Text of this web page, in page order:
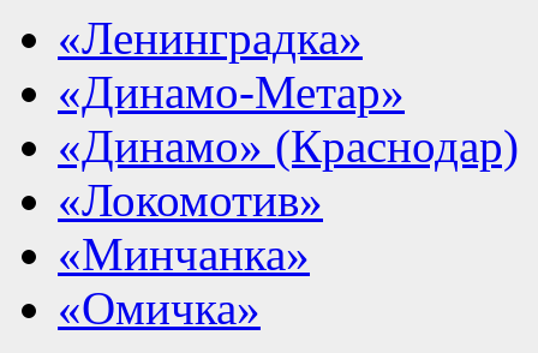
«Ленинградка»
«Динамо-Метар»
«Динамо» (Краснодар)
«Локомотив»
«Минчанка»
«Омичка»